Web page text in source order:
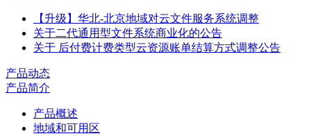
【升级】华北-北京地域对云文件服务系统调整
关于二代通用型文件系统商业化的公告
关于 后付费计费类型云资源账单结算方式调整公告
产品动态
产品简介
产品概述
地域和可用区